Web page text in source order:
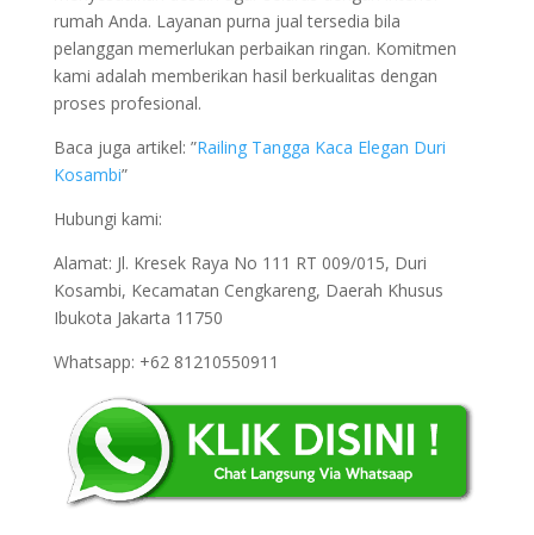
rumah Anda. Layanan purna jual tersedia bila
pelanggan memerlukan perbaikan ringan. Komitmen
kami adalah memberikan hasil berkualitas dengan
proses profesional.
Baca juga artikel: ”Railing Tangga Kaca Elegan Duri
Kosambi”
Hubungi kami:
Alamat: Jl. Kresek Raya No 111 RT 009/015, Duri
Kosambi, Kecamatan Cengkareng, Daerah Khusus
Ibukota Jakarta 11750
Whatsapp: +62 81210550911